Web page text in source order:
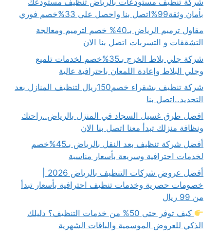
بأمان وثقة99%اتصل بنا واحصل على 33%خصم فوري
مقاول ترميم الرياض بـ40% خصم لترميم ومعالجة
التشققات و التسربات اتصل بنا الان
شركة جلي بلاط الخرج بـ35%خصم لخدمات تلميع
وجلي البلاط وإعادة اللمعان باحترافية عالية
شركة تنظيف بشقراء خصم150ريال لتنظيف المنازل بعد
التجديد..اتصل بنا
افضل طرق غسيل السجاد في المنزل بالرياض..راحتك
ونظافة منزلك تبدأ معنا اتصل بنا الان
أفضل شركة تنظيف بعد النقل بالرياض بـ45%خصم
لخدمات احترافية وسريعة بأسعار مناسبة
خصومات حصرية وخدمات تنظيف احترافية بأسعار تبدأ
من 99 ريال
كيف توفر حتى 50% من خدمات التنظيف؟ دليلك
الذكي للعروض الموسمية والباقات الشهرية